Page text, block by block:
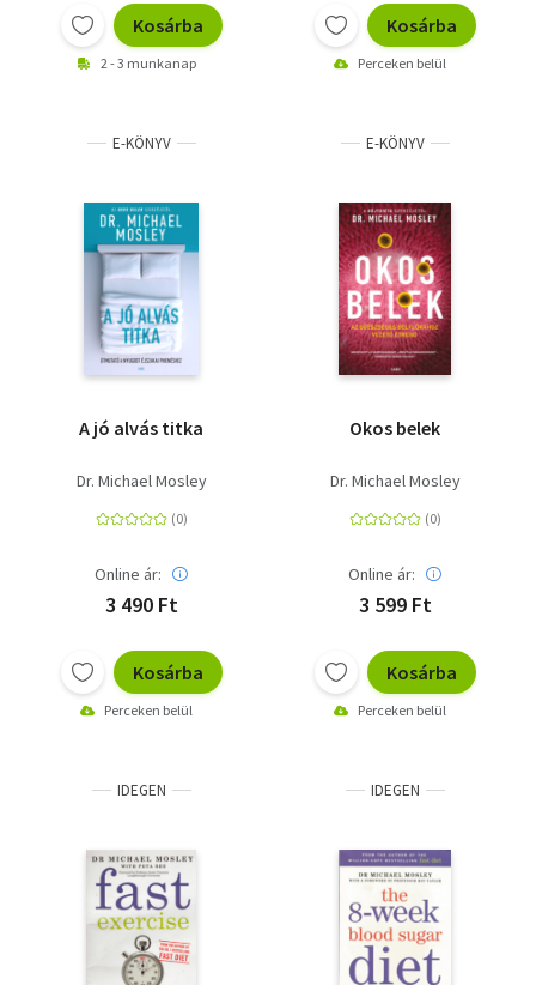
Kosárba
2 - 3 munkanap
Kosárba
Perceken belül
E-KÖNYV
A jó alvás titka
Dr. Michael Mosley
Online ár:
3 490 Ft
Kosárba
Perceken belül
E-KÖNYV
Okos belek
Dr. Michael Mosley
Online ár:
3 599 Ft
Kosárba
Perceken belül
IDEGEN IDEGEN